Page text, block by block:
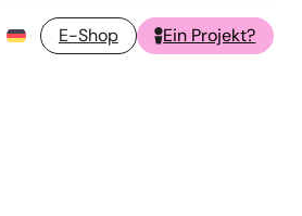
E-Shop Ein Projekt?